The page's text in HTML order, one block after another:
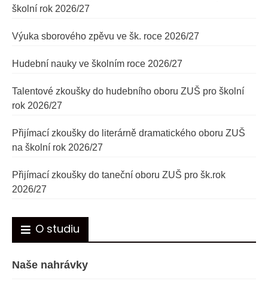
školní rok 2026/27
Výuka sborového zpěvu ve šk. roce 2026/27
Hudební nauky ve školním roce 2026/27
Talentové zkoušky do hudebního oboru ZUŠ pro školní
rok 2026/27
Přijímací zkoušky do literárně dramatického oboru ZUŠ
na školní rok 2026/27
Přijímací zkoušky do taneční oboru ZUŠ pro šk.rok
2026/27
O studiu
Naše nahrávky